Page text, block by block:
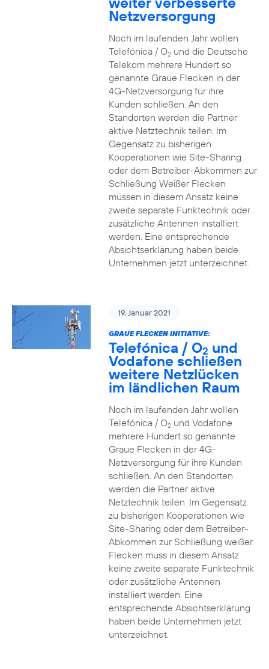
Netzversorgung
Noch im laufenden Jahr wollen
Telefónica / O2und die Deutsche
Telekom mehrere Hundert so
genannte Graue Flecken in der
4G-Netzversorgung für ihre
Kunden schließen. An den
Standorten werden die Partner
aktive Netztechnik teilen. Im
Gegensatz zu bisherigen
Kooperationen wie Site-Sharing
oder dem Betreiber-Abkommen zur
Schließung Weißer Flecken
müssen in diesem Ansatz keine
zweite separate Funktechnik oder
zusätzliche Antennen installiert
werden. Eine entsprechende
Absichtserklärung haben beide
Unternehmen jetzt unterzeichnet.
19. Januar 2021
GRAUE FLECKEN INITIATIVE:
Telefónica / O2 und
Vodafone schließen
weitere Netzlücken
im ländlichen Raum
Noch im laufenden Jahr wollen
Telefónica / O2und Vodafone
mehrere Hundert so genannte
Graue Flecken in der 4G-
Netzversorgung für ihre Kunden
schließen. An den Standorten
werden die Partner aktive
Netztechnik teilen. Im Gegensatz
zu bisherigen Kooperationen wie
Site-Sharing oder dem Betreiber-
Abkommen zur Schließung weißer
Flecken muss in diesem Ansatz
keine zweite separate Funktechnik
oder zusätzliche Antennen
installiert werden. Eine
entsprechende Absichtserklärung
haben beide Unternehmen jetzt
unterzeichnet.